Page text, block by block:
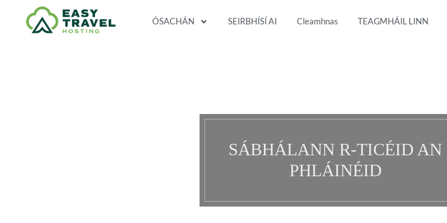
ÓSACHÁN SEIRBHÍSÍ AI Cleamhnas TEAGMHÁIL LINN
SÁBHÁLANN R-TICÉID AN
PHLÁINÉID